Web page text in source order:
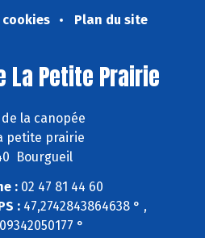
Plan du site
La Petite Prairie
la canopée
petite prairie
Bourgueil
:02 47 81 44 60
:47,2742843864638 ° ,
°